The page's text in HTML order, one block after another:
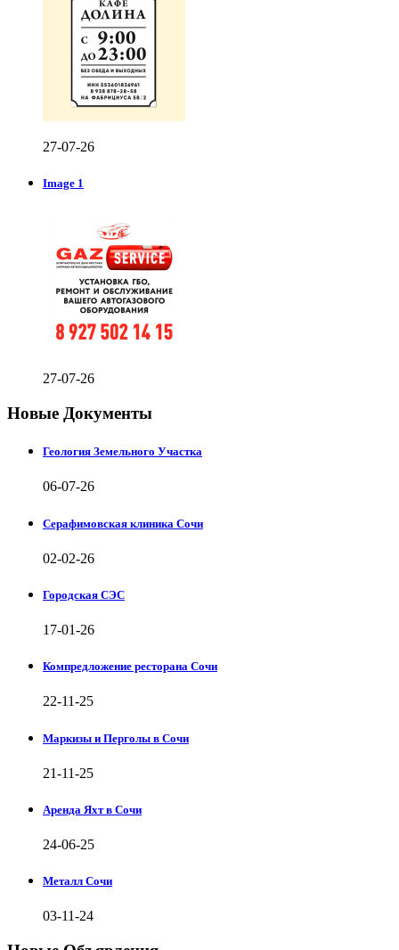
27-07-26
Image 1
27-07-26
Новые Документы
Геология Земельного Участка
06-07-26
Серафимовская клиника Сочи
02-02-26
Городская СЭС
17-01-26
Компредложение ресторана Сочи
22-11-25
Маркизы и Перголы в Сочи
21-11-25
Аренда Яхт в Сочи
24-06-25
Металл Сочи
03-11-24